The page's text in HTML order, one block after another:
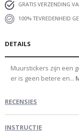
GRATIS VERZENDING
100% TEVREDENHEID
DETAILS
Muurstickers zijn een
er is geen betere en...
RECENSIES
INSTRUCTIE